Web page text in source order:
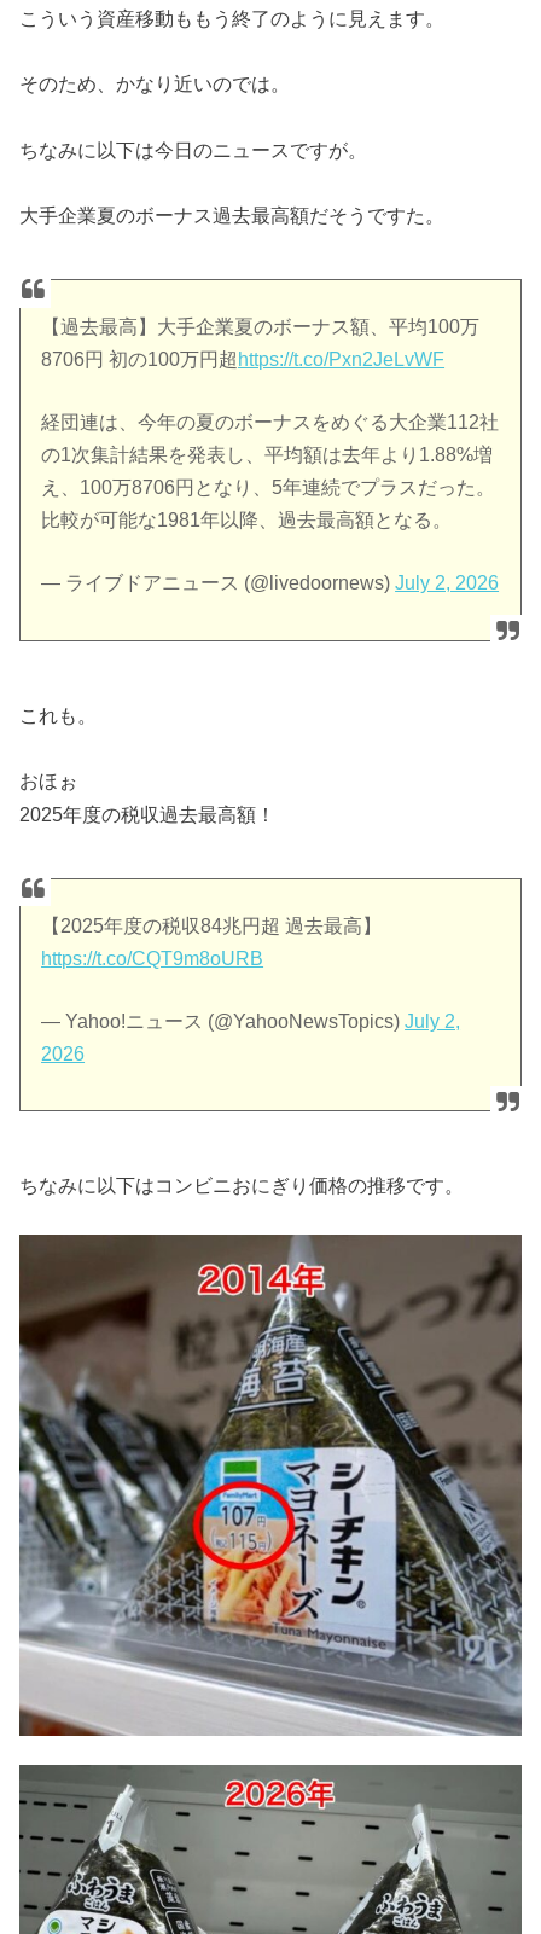
こういう資産移動ももう終了のように見えます。
そのため、かなり近いのでは。
ちなみに以下は今日のニュースですが。
大手企業夏のボーナス過去最高額だそうですた。
【過去最高】大手企業夏のボーナス額、平均100万
8706円 初の100万円超 https://t.co/Pxn2JeLvWF
経団連は、今年の夏のボーナスをめぐる大企業112社
の1次集計結果を発表し、平均額は去年より1.88%増
え、100万8706円となり、5年連続でプラスだった。
比較が可能な1981年以降、過去最高額となる。
— ライブドアニュース (@livedoornews)July 2, 2026
これも。
おほぉ
2025年度の税収過去最高額！
【2025年度の税収84兆円超 過去最高】
https://t.co/CQT9m8oURB
— Yahoo!ニュース (@YahooNewsTopics)July 2,
2026
ちなみに以下はコンビニおにぎり価格の推移です。